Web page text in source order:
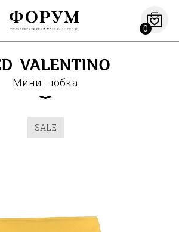
0
VALENTINO
Мини - юбка
SALE